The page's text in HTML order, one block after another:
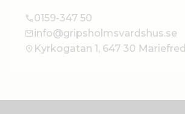
0159-347 50
info@gripsholmsvardshus.se
Kyrkogatan 1, 647 30 Mariefred